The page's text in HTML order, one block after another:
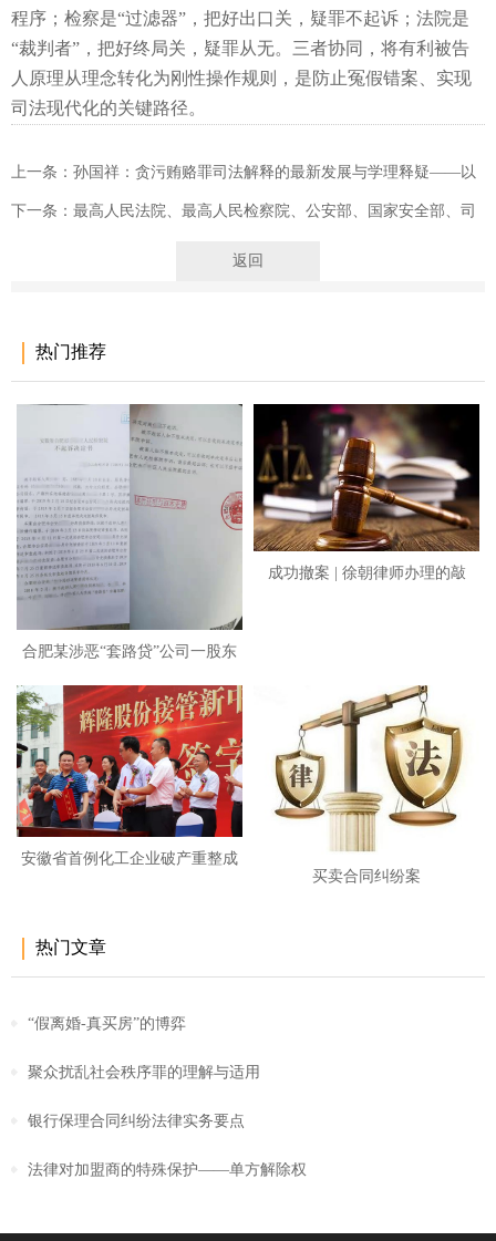
程序；检察是“过滤器”，把好出口关，疑罪不起诉；法院是
“裁判者”，把好终局关，疑罪从无。三者协同，将有利被告
人原理从理念转化为刚性操作规则，是防止冤假错案、实现
司法现代化的关键路径。
上一条：孙国祥：贪污贿赂罪司法解释的最新发展与学理释疑——以
法释〔2026〕6号为研究对象
下一条：最高人民法院、最高人民检察院、公安部、国家安全部、司
法部《关于适用认罪认罚从宽制度的指导意见》
返回
热门推荐
合肥某涉恶“套路贷”公司一股东
成功撤案 | 徐朝律师办理的敲
安徽省首例化工企业破产重整成
买卖合同纠纷案
热门文章
“假离婚-真买房”的博弈
聚众扰乱社会秩序罪的理解与适用
银行保理合同纠纷法律实务要点
法律对加盟商的特殊保护——单方解除权